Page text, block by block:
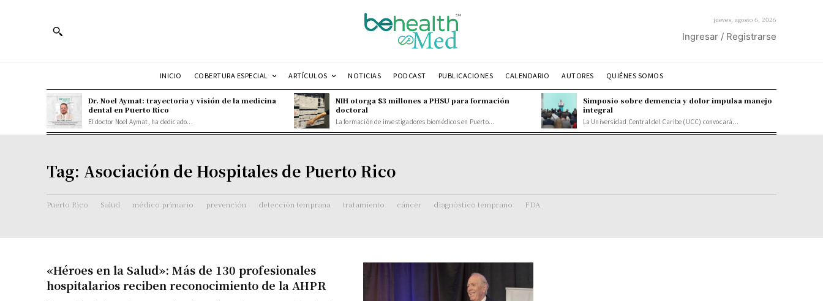
jueves, agosto 6, 2026
Ingresar / Registrarse
INICIO COBERTURA ESPECIAL ARTÍCULOS NOTICIAS PODCAST PUBLICACIONES CALENDARIO AUTORES QUIÉNES SOMOS
Dr. Noel Aymat: trayectoria y visión de la medicina
dental en Puerto Rico
El doctor Noel Aymat, ha dedicado...
NIH otorga $3 millones a PHSU para formación
doctoral
La formación de investigadores biomédicos en Puerto...
Simposio sobre demencia y dolor impulsa manejo
integral
La Universidad Central del Caribe (UCC) convocará...
Tag: Asociación de Hospitales de Puerto Rico
Puerto Rico Salud médico primario prevención detección temprana tratamiento cáncer diagnóstico temprano FDA
«Héroes en la Salud»: Más de 130 profesionales
hospitalarios reciben reconocimiento de la AHPR